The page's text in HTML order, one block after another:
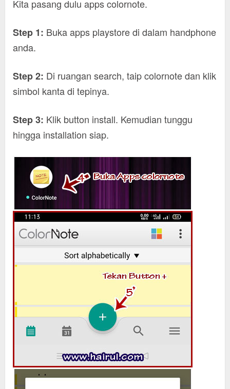
Kita pasang dulu apps colornote.
Step 1: Buka apps playstore di dalam handphone
anda.
Step 2: Di ruangan search, taip colornote dan klik
simbol kanta di tepinya.
Step 3: Klik button install. Kemudian tunggu
hingga installation siap.